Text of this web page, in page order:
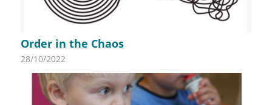
Order in the Chaos
28/10/2022